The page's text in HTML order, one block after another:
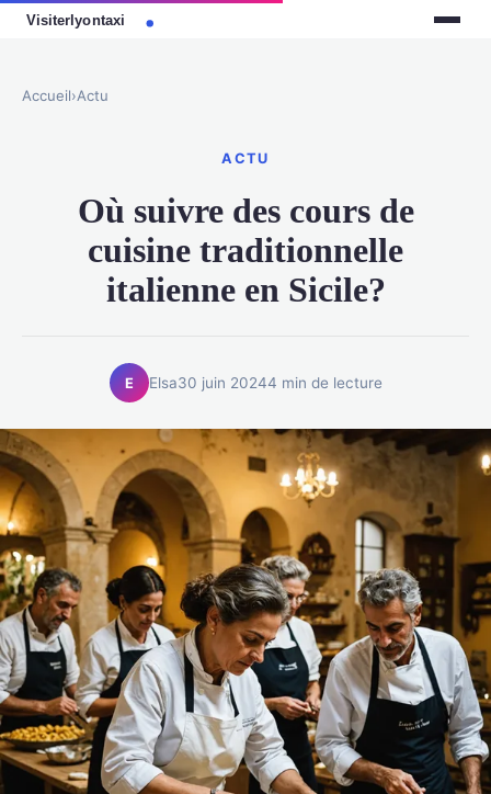
Accueil›Actu
ACTU
Où suivre des cours de
cuisine traditionnelle
italienne en Sicile?
E Elsa30 juin 20244 min de lecture